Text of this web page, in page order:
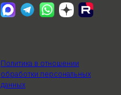
Политика в отношении
обработки персональных
данных